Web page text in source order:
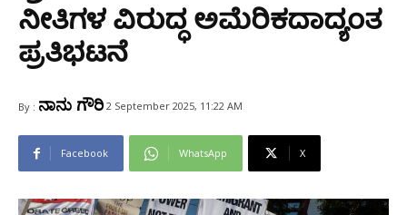
ನೀತಿಗಳ ವಿರುದ್ಧ ಅಮೆರಿಕದಾದ್ಯಂತ
ಪ್ರತಿಭಟನೆ
By : ನಾನು ಗೌರಿ 2 September 2025, 11:22 AM
Facebook WhatsApp X